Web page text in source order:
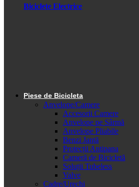
Biciclete Electrice
Piese de Bicicleta
Anvelope/Camere
Accesorii Camere
Anvelope pe Sârmă
Anvelope Pliabile
Benzi Jantă
Protecții Antipana
Cameră de Bicicletă
Soluții Tubeless
Valve
Cadre/Urechi